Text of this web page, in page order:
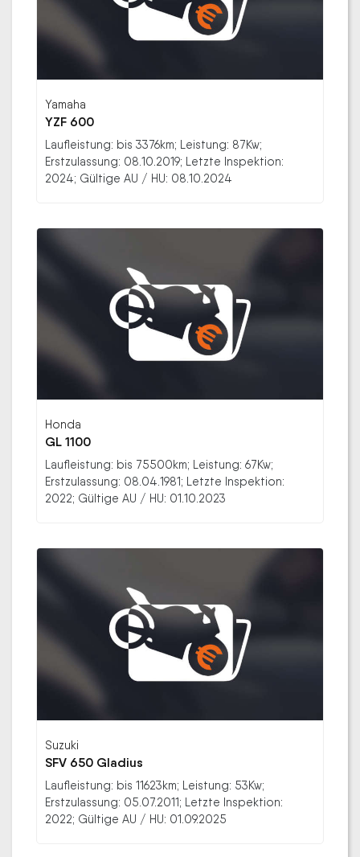
Yamaha
YZF 600
Laufleistung: bis 3376km; Leistung: 87Kw;
Erstzulassung: 08.10.2019; Letzte Inspektion:
2024; Gültige AU / HU: 08.10.2024
Honda
GL 1100
Laufleistung: bis 75500km; Leistung: 67Kw;
Erstzulassung: 08.04.1981; Letzte Inspektion:
2022; Gültige AU / HU: 01.10.2023
Suzuki
SFV 650 Gladius
Laufleistung: bis 11623km; Leistung: 53Kw;
Erstzulassung: 05.07.2011; Letzte Inspektion:
2022; Gültige AU / HU: 01.09.2025